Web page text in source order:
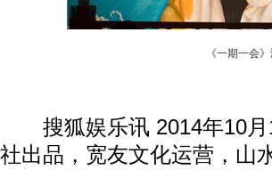
《一期一会
搜狐娱乐讯 2014年10月
社出品，宽友文化运营，山